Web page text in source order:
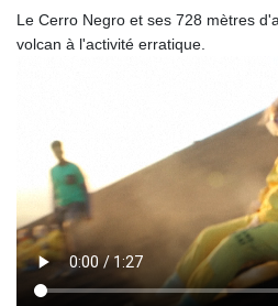
Le Cerro Negro et ses 728 mètres
volcan à l'activité erratique.